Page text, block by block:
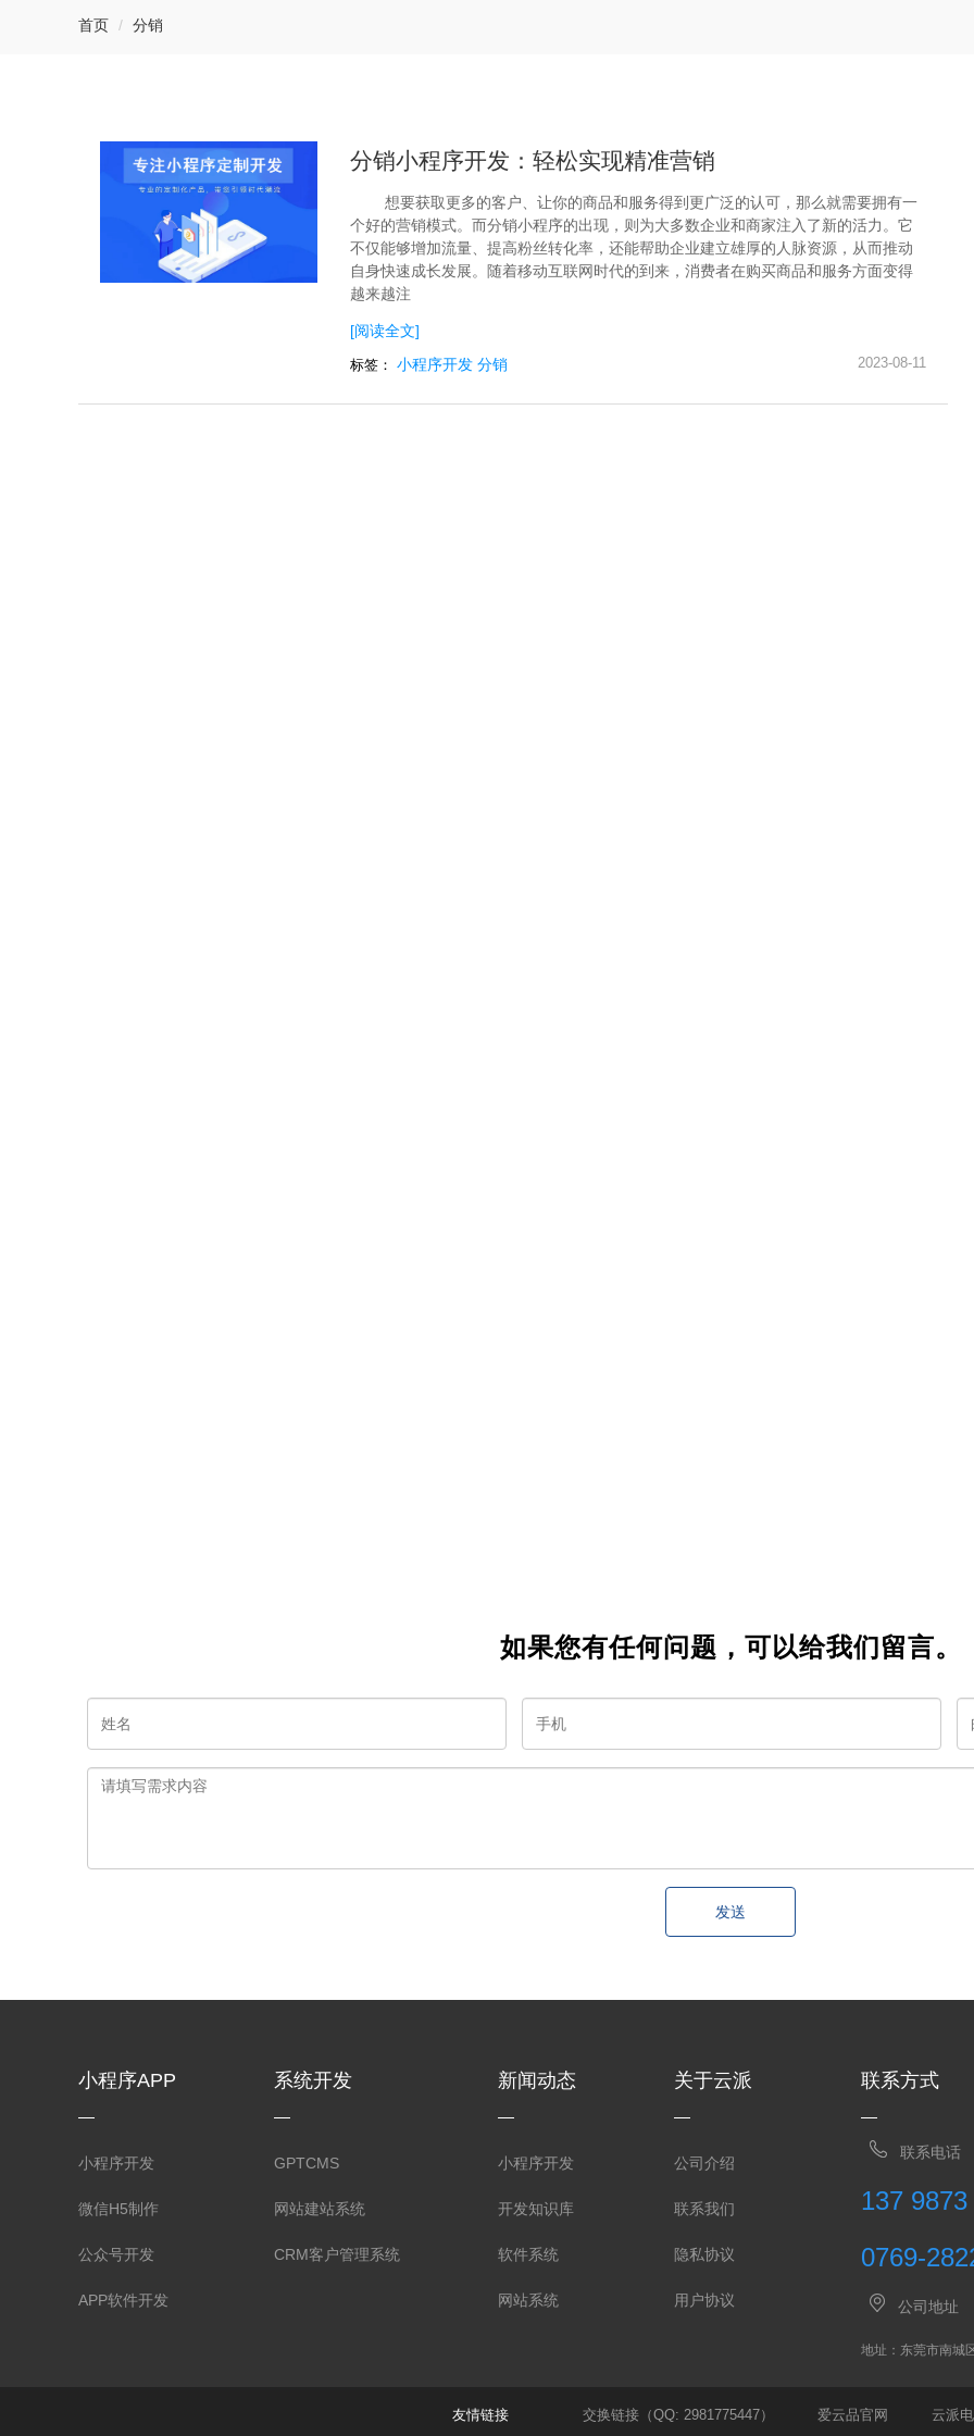
首页 分销
分销小程序开发：轻松实现精准营销
想要获取更多的客户、让你的商品和服务得到更广泛的认可，那么就需要拥有一
个好的营销模式。而分销小程序的出现，则为大多数企业和商家注入了新的活力。它
不仅能够增加流量、提高粉丝转化率，还能帮助企业建立雄厚的人脉资源，从而推动
自身快速成长发展。随着移动互联网时代的到来，消费者在购买商品和服务方面变得
越来越注
[阅读全文]
标签： 小程序开发 分销 2023-08-11
如果您有任何问题，可以给我们留言。
发送
小程序APP
小程序开发
微信H5制作
公众号开发
APP软件开发
系统开发
GPTCMS
网站建站系统
CRM客户管理系统
新闻动态
小程序开发
开发知识库
软件系统
网站系统
关于云派
公司介绍
联系我们
隐私协议
用户协议
联系方式
联系电话
137
0769-
公司地址
地址：东莞市南城
友情链接 交换链接（QQ: 2981775447） 爱云品官网 云派